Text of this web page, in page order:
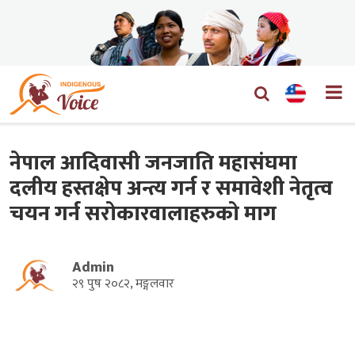
नेपाल आदिवासी जनजाति महासंघमा
दलीय हस्तक्षेप अन्त्य गर्न र समावेशी नेतृत्व
चयन गर्न सरोकारवालाहरुको माग
Admin
२९ पुष २०८२, मङ्गलवार